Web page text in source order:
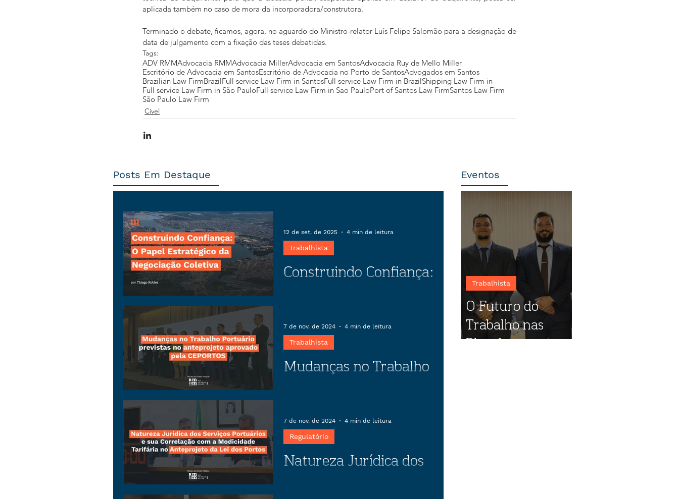
aplicada também no caso de mora da incorporadora/construtora.
Terminado o debate, ficamos, agora, no aguardo do Ministro-relator Luís Felipe Salomão para a designação de
data de julgamento com a fixação das teses debatidas.
Tags:
ADV RMMAdvocacia RMMAdvocacia MillerAdvocacia em SantosAdvocacia Ruy de Mello Miller
Escritório de Advocacia em SantosEscritório de Advocacia no Porto de SantosAdvogados em Santos
Brazilian Law FirmBrazilFull service Law Firm in SantosFull service Law Firm in BrazilShipping Law Firm in
Full service Law Firm in São PauloFull service Law Firm in Sao PauloPort of Santos Law FirmSantos Law Firm
São Paulo Law Firm
Cível
Posts Em Destaque
Construindo Confiança:
em negociações coletivas pode
transformar conflitos em
oportunidades, garantindo estabilidade
empresarial e benefícios para
trabalhadores.
Trabalhista
12 de set. de 2025 4 min de leitura
Mudanças no Trabalho
pela CEPORTOS
Portuário previstas no anteprojeto
aprovado pela CEPORTOS
Trabalhista
7 de nov. de 2024 4 min de leitura
Natureza Jurídica dos
Regulatório
7 de nov. de 2024 4 min de leitura
Eventos
O Futuro do
Trabalho nas
Plataformas
Trabalhista